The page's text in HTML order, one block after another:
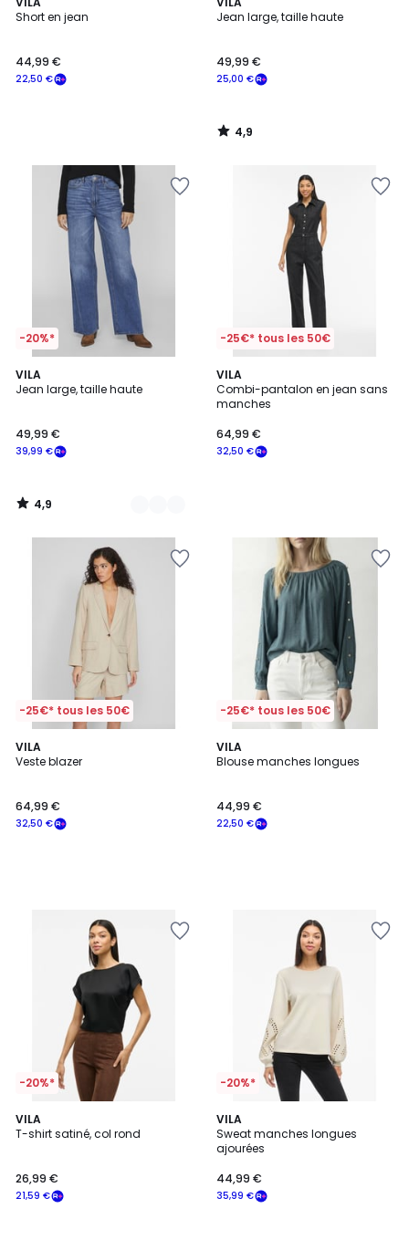
Short en jean
22,50 €
44,99 €
Jean large, taille haute
25,00 €
49,99 €
/ 5
4,9
/
-20%*
VILA
Jean large, taille haute
39,99 €
49,99 €
4,9
/ 5
3
Couleurs
4,9
/
-25€* tous les 50€
VILA
Combi-pantalon en jean sans
manches
32,50 €
64,99 €
-25€* tous les 50€
VILA
Veste blazer
32,50 €
64,99 €
-25€* tous les 50€
VILA
Blouse manches longues
22,50 €
44,99 €
-20%*
VILA
T-shirt satiné, col rond
21,59 €
26,99 €
4,5
/ 5
3
Couleurs
-20%*
VILA
Sweat manches longues
ajourées
35,99 €
44,99 €